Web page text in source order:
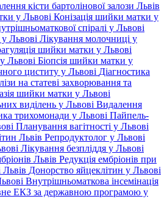
кісти бартолінової залози Львів
у Львові Конізація шийки матки у
спіралі у Львові
Львові Лікування молочниці у
шийки матки у Львові
Львові Біопсія шийки матки у
циститу у Львові Діагностика
на статеві захворювання та
шийки матки у Львові
виділень у Львові Видалення
трихомонади у Львові Пайпель-
Планування вагітності у Львові
Львів Репродуктолог у Львові
Лікування безпліддя у Львові
Львів Редукція ембріонів при
Львів Донорство яйцеклітин у Львові
Внутрішньоматкова інсемінація
ЕКЗ за державною програмою у